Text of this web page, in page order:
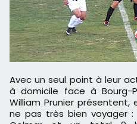
Avec un seul point à leur actif - un partage des points
à domicile face à Bourg-
William Prunier
ne pas très bien voyager